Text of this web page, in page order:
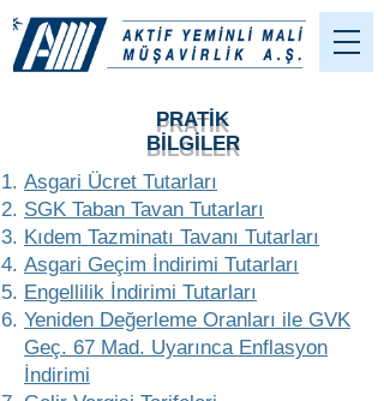
PRATİK
BİLGİLER
Asgari Ücret Tutarları
SGK Taban Tavan Tutarları
Kıdem Tazminatı Tavanı Tutarları
Asgari Geçim İndirimi Tutarları
Engellilik İndirimi Tutarları
Yeniden Değerleme Oranları ile GVK
Geç. 67 Mad. Uyarınca Enflasyon
İndirimi